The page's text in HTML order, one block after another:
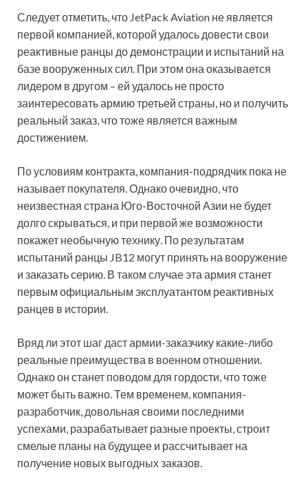
Следует отметить, что JetPack Aviation не является
первой компанией, которой удалось довести свои
реактивные ранцы до демонстрации и испытаний на
базе вооруженных сил. При этом она оказывается
лидером в другом – ей удалось не просто
заинтересовать армию третьей страны, но и получить
реальный заказ, что тоже является важным
достижением.
По условиям контракта, компания-подрядчик пока не
называет покупателя. Однако очевидно, что
неизвестная страна Юго-Восточной Азии не будет
долго скрываться, и при первой же возможности
покажет необычную технику. По результатам
испытаний ранцы JB12 могут принять на вооружение
и заказать серию. В таком случае эта армия станет
первым официальным эксплуатантом реактивных
ранцев в истории.
Вряд ли этот шаг даст армии-заказчику какие-либо
реальные преимущества в военном отношении.
Однако он станет поводом для гордости, что тоже
может быть важно. Тем временем, компания-
разработчик, довольная своими последними
успехами, разрабатывает разные проекты, строит
смелые планы на будущее и рассчитывает на
получение новых выгодных заказов.